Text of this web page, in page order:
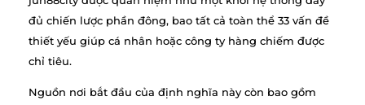
đủ chiến lược phần đông, bao tất cả toàn thể 33 vấn đề
thiết yếu giúp cá nhân hoặc công ty hàng chiếm được
chỉ tiêu.
Nguồn nơi bắt đầu của định nghĩa này còn bao gồm